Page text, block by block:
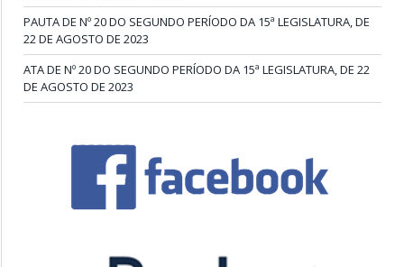
PAUTA DE Nº 20 DO SEGUNDO PERÍODO DA 15ª LEGISLATURA, DE
22 DE AGOSTO DE 2023
ATA DE Nº 20 DO SEGUNDO PERÍODO DA 15ª LEGISLATURA, DE 22
DE AGOSTO DE 2023